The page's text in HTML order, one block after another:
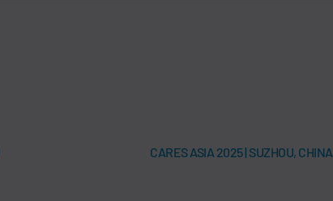
CARES ASIA 2025 | SUZHOU, CHINA